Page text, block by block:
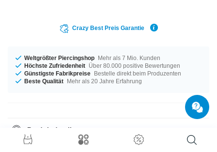
Crazy Best Preis Garantie
Weltgrößter Piercingshop Mehr als 7 Mio. Kunden
Höchste Zufriedenheit Über 80.000 positive Bewertungen
Günstigste Fabrikpreise Bestelle direkt beim Produzenten
Beste Qualität Mehr als 20 Jahre Erfahrung
Produktdetails
In der Materialstärke von 1,2 mm auf Lager vorrätig. Für alle